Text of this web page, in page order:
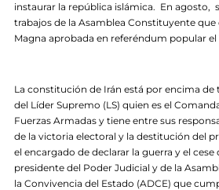
instaurar la república islámica. En agosto,
trabajos de la Asamblea Constituyente
Magna aprobada en referéndum popular el
La constitución de Irán está por encima
del Líder Supremo (LS) quien es el
Fuerzas Armadas y tiene entre sus
de la victoria electoral y la destitución del
el encargado de declarar la guerra y el cese
presidente del Poder Judicial y de la
la Convivencia del Estado (ADCE) que